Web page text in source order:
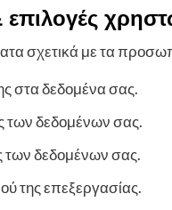
επιλογές
σχετικά με τα
στα δεδομένα σας.
των δεδομένων σας.
των δεδομένων σας.
της επεξεργασίας.